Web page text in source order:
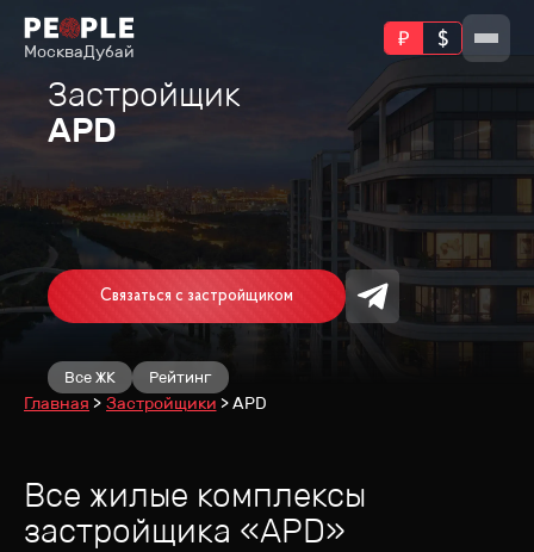
МоскваДубай
Застройщик
APD
Связаться с застройщиком
Все ЖК Рейтинг
Главная Застройщики APD
Все жилые комплексы
застройщика «APD»